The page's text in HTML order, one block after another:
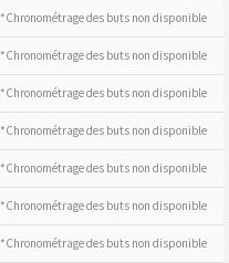
*Chronométrage des buts non disponible
*Chronométrage des buts non disponible
*Chronométrage des buts non disponible
*Chronométrage des buts non disponible
*Chronométrage des buts non disponible
*Chronométrage des buts non disponible
*Chronométrage des buts non disponible